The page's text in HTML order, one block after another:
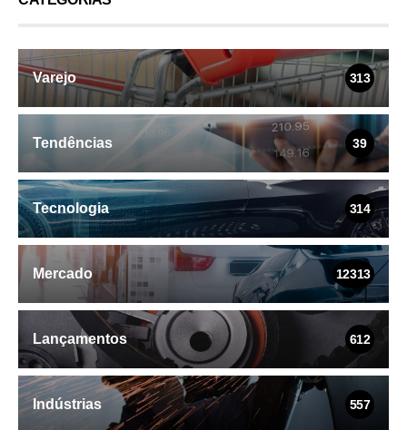
Varejo 313
Tendências 39
Tecnologia 314
Mercado 12313
Lançamentos 612
Indústrias 557